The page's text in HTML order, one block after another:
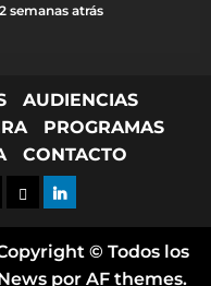
semanas atrás
AUDIENCIAS
PROGRAMAS
CONTACTO
FLICKRLINKED IN
© Todos los
por AF themes.